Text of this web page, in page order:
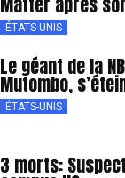
ÉTATS-UNIS
Le géant de la
Mutombo,
ÉTATS-UNIS
3 morts: